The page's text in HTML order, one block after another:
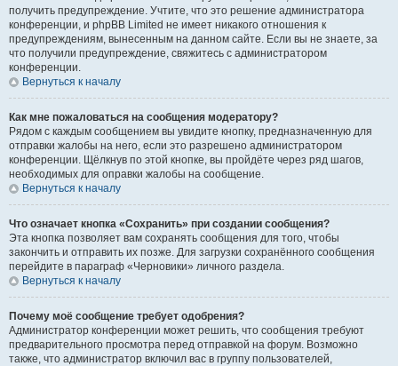
получить предупреждение. Учтите, что это решение администратора
конференции, и phpBB Limited не имеет никакого отношения к
предупреждениям, вынесенным на данном сайте. Если вы не знаете, за
что получили предупреждение, свяжитесь с администратором
конференции.
Вернуться к началу
Как мне пожаловаться на сообщения модератору?
Рядом с каждым сообщением вы увидите кнопку, предназначенную для
отправки жалобы на него, если это разрешено администратором
конференции. Щёлкнув по этой кнопке, вы пройдёте через ряд шагов,
необходимых для оправки жалобы на сообщение.
Вернуться к началу
Что означает кнопка «Сохранить» при создании сообщения?
Эта кнопка позволяет вам сохранять сообщения для того, чтобы
закончить и отправить их позже. Для загрузки сохранённого сообщения
перейдите в параграф «Черновики» личного раздела.
Вернуться к началу
Почему моё сообщение требует одобрения?
Администратор конференции может решить, что сообщения требуют
предварительного просмотра перед отправкой на форум. Возможно
также, что администратор включил вас в группу пользователей,